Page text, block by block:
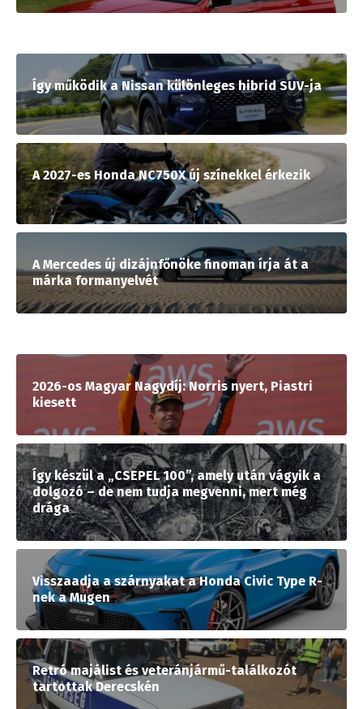
Így működik a Nissan különleges hibrid SUV-ja
A 2027-es Honda NC750X új színekkel érkezik
A Mercedes új dizájnfőnöke finoman írja át a
márka formanyelvét
2026-os Magyar Nagydíj: Norris nyert, Piastri
kiesett
Így készül a „CSEPEL 100”, amely után vágyik a
dolgozó – de nem tudja megvenni, mert még
drága
Visszaadja a szárnyakat a Honda Civic Type R-
nek a Mugen
Retró majálist és veteránjármű-találkozót
tartottak Derecskén